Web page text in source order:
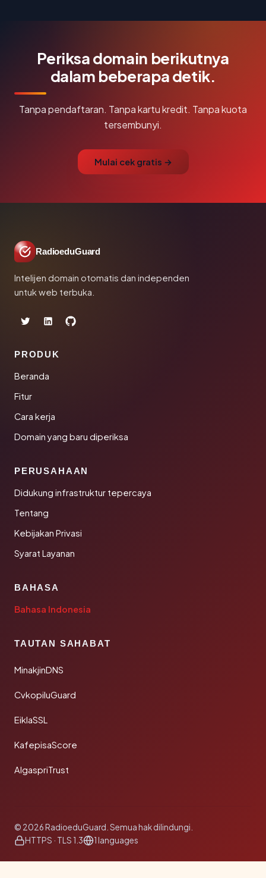
Periksa domain berikutnya
dalam beberapa detik.
Tanpa pendaftaran. Tanpa kartu kredit. Tanpa kuota
tersembunyi.
Mulai cek gratis →
RadioeduGuard
Intelijen domain otomatis dan independen
untuk web terbuka.
PRODUK
Beranda
Fitur
Cara kerja
Domain yang baru diperiksa
PERUSAHAAN
Didukung infrastruktur tepercaya
Tentang
Kebijakan Privasi
Syarat Layanan
BAHASA
Bahasa Indonesia
TAUTAN SAHABAT
MinakjinDNS
CvkopiluGuard
EiklaSSL
KafepisaScore
AlgaspriTrust
© 2026 RadioeduGuard. Semua hak dilindungi.
HTTPS · TLS 1.3
1 languages